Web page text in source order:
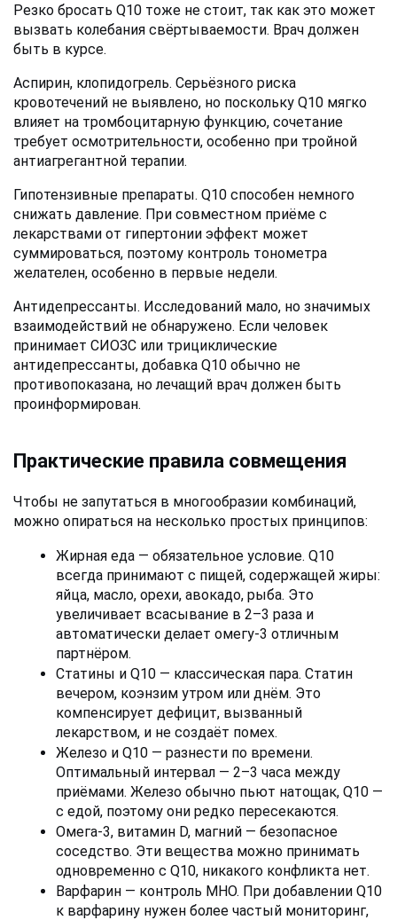
Резко бросать Q10 тоже не стоит, так как это может
вызвать колебания свёртываемости. Врач должен
быть в курсе.
Аспирин, клопидогрель. Серьёзного риска
кровотечений не выявлено, но поскольку Q10 мягко
влияет на тромбоцитарную функцию, сочетание
требует осмотрительности, особенно при тройной
антиагрегантной терапии.
Гипотензивные препараты. Q10 способен немного
снижать давление. При совместном приёме с
лекарствами от гипертонии эффект может
суммироваться, поэтому контроль тонометра
желателен, особенно в первые недели.
Антидепрессанты. Исследований мало, но значимых
взаимодействий не обнаружено. Если человек
принимает СИОЗС или трициклические
антидепрессанты, добавка Q10 обычно не
противопоказана, но лечащий врач должен быть
проинформирован.
Практические правила совмещения
Чтобы не запутаться в многообразии комбинаций,
можно опираться на несколько простых принципов:
Жирная еда — обязательное условие. Q10
всегда принимают с пищей, содержащей жиры:
яйца, масло, орехи, авокадо, рыба. Это
увеличивает всасывание в 2–3 раза и
автоматически делает омегу-3 отличным
партнёром.
Статины и Q10 — классическая пара. Статин
вечером, коэнзим утром или днём. Это
компенсирует дефицит, вызванный
лекарством, и не создаёт помех.
Железо и Q10 — разнести по времени.
Оптимальный интервал — 2–3 часа между
приёмами. Железо обычно пьют натощак, Q10 —
с едой, поэтому они редко пересекаются.
Омега-3, витамин D, магний — безопасное
соседство. Эти вещества можно принимать
одновременно с Q10, никакого конфликта нет.
Варфарин — контроль МНО. При добавлении Q10
к варфарину нужен более частый мониторинг,